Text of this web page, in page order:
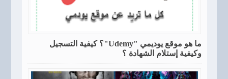
ما هو موقع يوديمي "Udemy"؟ كيفية التسجيل
وكيفية إستلام الشهادة ؟